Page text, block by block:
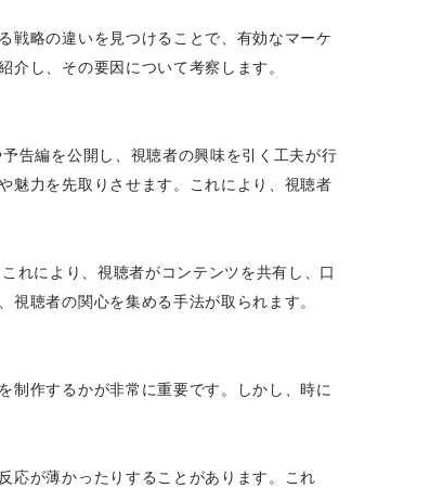
戦略の違いを見つけることで、有効なマーケ
し、その要因について考察します。
告編を公開し、視聴者の興味を引く工夫が行
魅力を先取りさせます。これにより、視聴者
れにより、視聴者がコンテンツを共有し、口
聴者の関心を集める手法が取られます。
制作するかが非常に重要です。しかし、時に
応が薄かったりすることがあります。これ